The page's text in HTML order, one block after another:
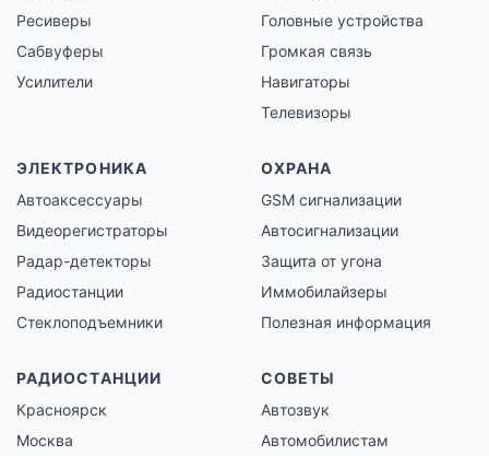
Ресиверы
Сабвуферы
Усилители
Головные устройства
Громкая связь
Навигаторы
Телевизоры
ЭЛЕКТРОНИКА
Автоаксессуары
Видеорегистраторы
Радар-детекторы
Радиостанции
Стеклоподъемники
ОХРАНА
GSM сигнализации
Автосигнализации
Защита от угона
Иммобилайзеры
Полезная информация
РАДИОСТАНЦИИ
Красноярск
Москва
СОВЕТЫ
Автозвук
Автомобилистам